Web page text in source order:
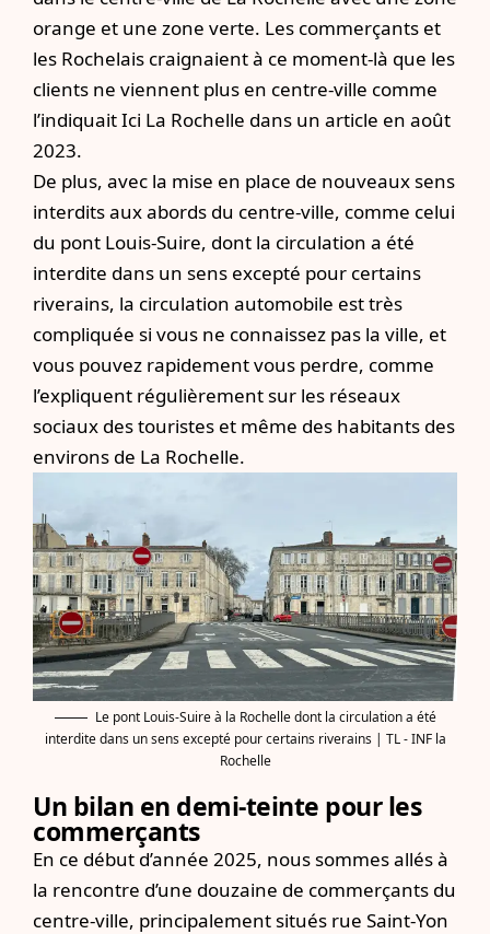
orange et une zone verte. Les commerçants et
les Rochelais craignaient à ce moment-là que les
clients ne viennent plus en centre-ville comme
l’indiquaitIci La Rochelle dans un article en août
2023.
De plus, avec la mise en place de nouveaux sens
interdits aux abords du centre-ville, comme celui
du pont Louis-Suire, dont la circulation a été
interdite dans un sens excepté pour certains
riverains, la circulation automobile est très
compliquée si vous ne connaissez pas la ville, et
vous pouvez rapidement vous perdre, comme
l’expliquent régulièrement sur les réseaux
sociaux des touristes et même des habitants des
environs de La Rochelle.
Le pont Louis-Suire à la Rochelle dont la circulation a été
interdite dans un sens excepté pour certains riverains | TL - INF la
Rochelle
Un bilan en demi-teinte pour les
commerçants
En ce début d’année 2025, nous sommes allés à
la rencontre d’une douzaine de commerçants du
centre-ville, principalement situés rue Saint-Yon